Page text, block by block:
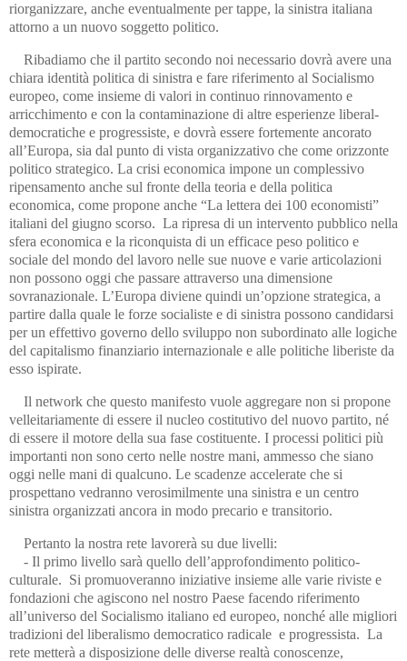
riorganizzare, anche eventualmente per tappe, la sinistra italiana
attorno a un nuovo soggetto politico.
Ribadiamo che il partito secondo noi necessario dovrà avere una
chiara identità politica di sinistra e fare riferimento al Socialismo
europeo, come insieme di valori in continuo rinnovamento e
arricchimento e con la contaminazione di altre esperienze liberal-
democratiche e progressiste, e dovrà essere fortemente ancorato
all’Europa, sia dal punto di vista organizzativo che come orizzonte
politico strategico. La crisi economica impone un complessivo
ripensamento anche sul fronte della teoria e della politica
economica, come propone anche “La lettera dei 100 economisti”
italiani del giugno scorso. La ripresa di un intervento pubblico nella
sfera economica e la riconquista di un efficace peso politico e
sociale del mondo del lavoro nelle sue nuove e varie articolazioni
non possono oggi che passare attraverso una dimensione
sovranazionale. L’Europa diviene quindi un’opzione strategica, a
partire dalla quale le forze socialiste e di sinistra possono candidarsi
per un effettivo governo dello sviluppo non subordinato alle logiche
del capitalismo finanziario internazionale e alle politiche liberiste da
esso ispirate.
Il network che questo manifesto vuole aggregare non si propone
velleitariamente di essere il nucleo costitutivo del nuovo partito, né
di essere il motore della sua fase costituente. I processi politici più
importanti non sono certo nelle nostre mani, ammesso che siano
oggi nelle mani di qualcuno. Le scadenze accelerate che si
prospettano vedranno verosimilmente una sinistra e un centro
sinistra organizzati ancora in modo precario e transitorio.
Pertanto la nostra rete lavorerà su due livelli:
- Il primo livello sarà quello dell’approfondimento politico-
culturale. Si promuoveranno iniziative insieme alle varie riviste e
fondazioni che agiscono nel nostro Paese facendo riferimento
all’universo del Socialismo italiano ed europeo, nonché alle migliori
tradizioni del liberalismo democratico radicale e progressista. La
rete metterà a disposizione delle diverse realtà conoscenze,